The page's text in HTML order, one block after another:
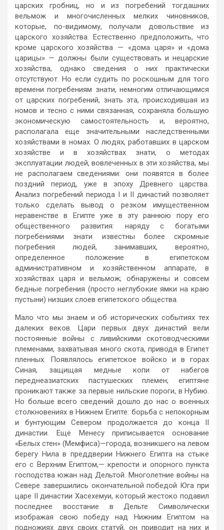
царских гробниц, но и из погребений тогдашних
вельмож и многочисленных мелких чиновников,
которые, по-видимому, получали довольствие из
царского хозяйства. Естественно предположить, что
кроме царского хозяйства — «дома царя» и «дома
царицы» — должны были существовать и нецарские
хозяйства, однако сведения о них практически
отсутствуют. Но если судить по роскошным для того
времени погребениям знати, немногим отличающимся
от царских погребений, знать эта, происходившая из
номов и тесно с ними связанная, сохраняла большую
экономическую самостоятельность и, вероятно,
располагала еще значительными наследственными
хозяйствами в номах. О людях, работавших в царском
хозяйстве и в хозяйствах знати, о методах
эксплуатации людей, вовлеченных в эти хозяйства, мы
не располагаем сведениями: они появятся в более
поздний период, уже в эпоху Древнего царства.
Анализ погребений периода I и II династий позволяет
только сделать вывод о резком имущественном
неравенстве в Египте уже в эту раннюю пору его
общественного развития: наряду с богатыми
погребениями знати известны более скромные
погребения людей, занимавших, вероятно,
определенное положение в египетском
административном и хозяйственном аппарате, в
хозяйствах царя и вельмож; обнаружены и совсем
бедные погребения (просто неглубокие ямки на краю
пустыни) низших слоев египетского общества.
Мало что мы знаем и об исторических событиях тех
далеких веков. Цари первых двух династий вели
постоянные войны с ливийскими скотоводческими
племенами, захватывая много скота, приводя в Египет
пленных. Появлялось египетское войско и в горах
Синая, защищая медные копи от набегов
переднеазиатских пастушеских племен; египтяне
проникают также за первые нильские пороги, в Нубию.
Но больше всего сведений дошло до нас о военных
столкновениях в Нижнем Египте: борьба с непокорным
и бунтующим Севером продолжается до конца II
династии. Ещё Менесу приписывается основание
«Белых стен» (Мемфиса)—города, возникшего на левом
берегу Нила в преддверии Нижнего Египта на стыке
его с Верхним Египтом,— крепости и опорного пункта
господства южан над Дельтой. Многолетние войны на
Севере завершились окончательной победой Юга при
царе II династии Хасехемуи, который жестоко подавил
последнее восстание в Дельте Символически
изображая свою победу над Нижним Египтом на
подножиях двух своих статуй, он приводит на них и